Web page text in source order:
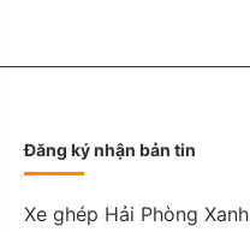
Đăng ký nhận bản tin
Xe ghép Hải Phòng Xanh